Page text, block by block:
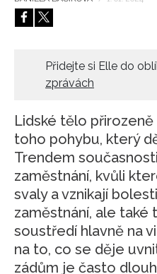
HOME
Přidejte si Elle do
zprávách
Lidské tělo
toho pohybu, který
Trendem
zaměstnání, kvůli
svaly a vznikají
zaměstnání, ale také
soustředí hlavně na
na to, co se děje
zádům je často